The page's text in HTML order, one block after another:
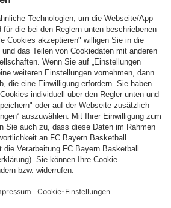
Schach Schiedsrichter
Seniorenfußball
Tischtennis
Nutzungsbedingungen Barrierefreiheit